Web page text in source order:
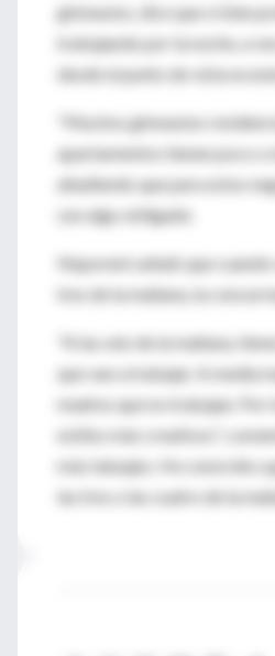
gimnasios, dice que si bien
trabajando por la noche, a
desde el punto de vista
"Muchos gimnasios
apartamentos tienen poco o
añadiendo que para estos
son algo obligado.
Neporent señaló que
tres de la mañana, la
"A las seis de la mañana,
que van a trabajar. A media
madres que no trabajan. Por
estilos más creativos",
más tatuajes. He conocido a
las tres o las cuatro de la